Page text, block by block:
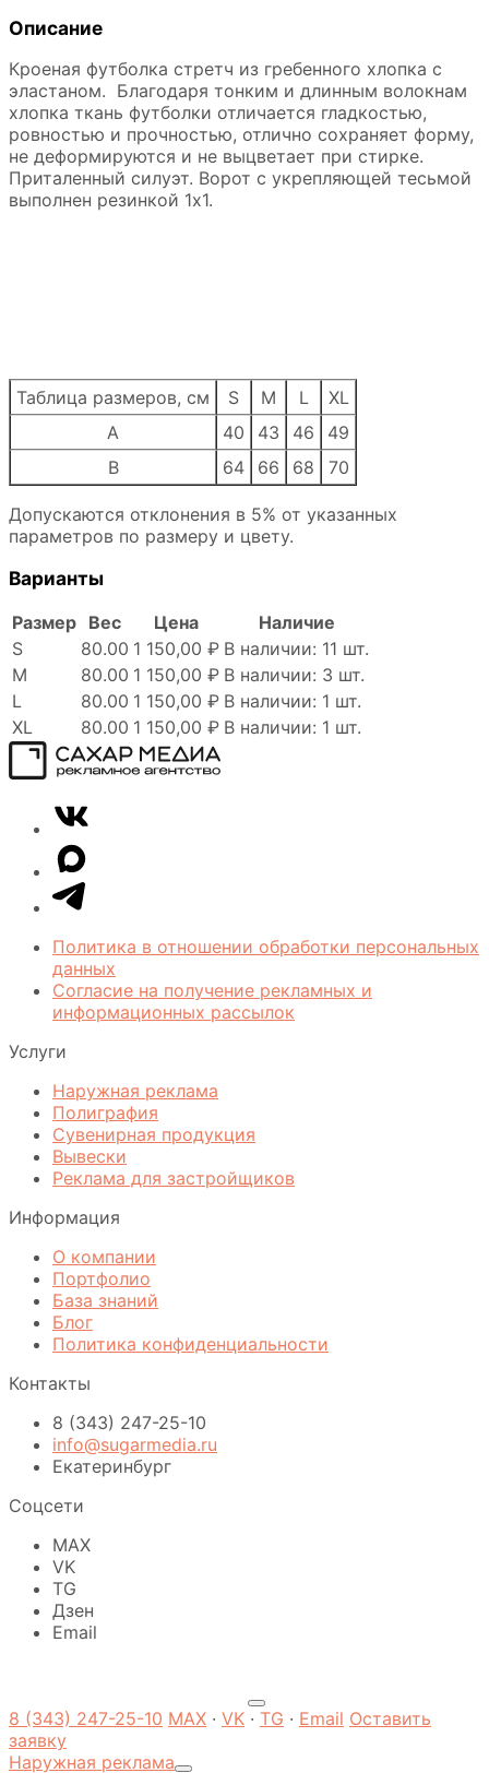
Описание
Кроеная футболка стретч из гребенного хлопка с
эластаном. Благодаря тонким и длинным волокнам
хлопка ткань футболки отличается гладкостью,
ровностью и прочностью, отлично сохраняет форму,
не деформируются и не выцветает при стирке.
Приталенный силуэт. Ворот с укрепляющей тесьмой
выполнен резинкой 1x1.
Таблица размеров, см S M L
XL
A
40 43 46
49
B
64 66 68 70
Допускаются отклонения в 5% от указанных
параметров по размеру и цвету.
Варианты
Размер Вес Цена
Наличие
S
80.00 1 150,00 ₽ В наличии: 11 шт.
M
80.00 1 150,00 ₽ В наличии: 3 шт.
L
80.00 1 150,00 ₽ В наличии: 1 шт.
XL
80.00 1 150,00 ₽ В наличии: 1 шт.
МедиаVK
Telegram
MAX
Политика в отношении обработки персональных
данных
Согласие на получение рекламных и
информационных рассылок
Услуги
Наружная реклама
Полиграфия
Сувенирная продукция
Вывески
Реклама для застройщиков
Информация
О компании
Портфолио
База знаний
Блог
Политика конфиденциальности
Контакты
8 (343) 247-25-10
info@sugarmedia.ru
Екатеринбург
Соцсети
MAX
VK
TG
Дзен
Email
8 (343) 247-25-10 MAX · VK · TG · Email Оставить
заявку
Наружная реклама